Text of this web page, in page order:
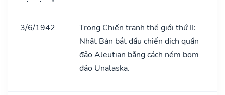
3/6/1942
Trong Chiến tranh thế giới thứ II:
Nhật Bản bắt đầu chiến dịch quần
đảo Aleutian bằng cách ném bom
đảo Unalaska.